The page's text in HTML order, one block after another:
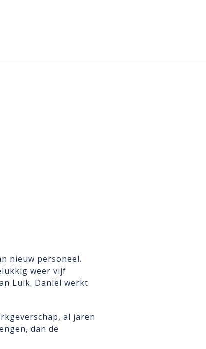
nieuw personeel.
weer vijf
Luik. Daniël werkt
al jaren
dan de